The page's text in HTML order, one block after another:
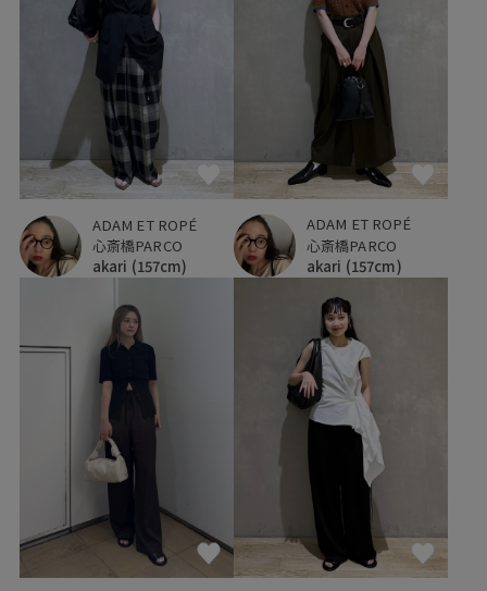
ADAM ET ROPÉ
心斎橋PARCO
akari (157cm)
ADAM ET ROPÉ
心斎橋PARCO
akari (157cm)